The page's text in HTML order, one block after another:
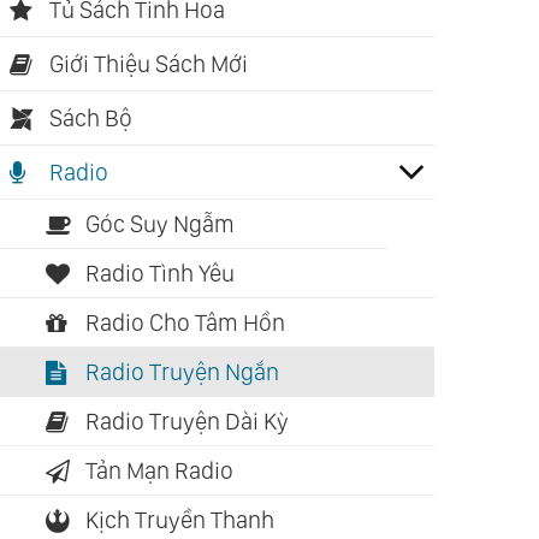
Tủ Sách Tinh Hoa
Giới Thiệu Sách Mới
Sách Bộ
Radio
Góc Suy Ngẫm
Radio Tình Yêu
Radio Cho Tâm Hồn
Radio Truyện Ngắn
Radio Truyện Dài Kỳ
Tản Mạn Radio
Kịch Truyền Thanh